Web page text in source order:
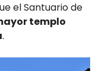
el Santuario de
templo
.